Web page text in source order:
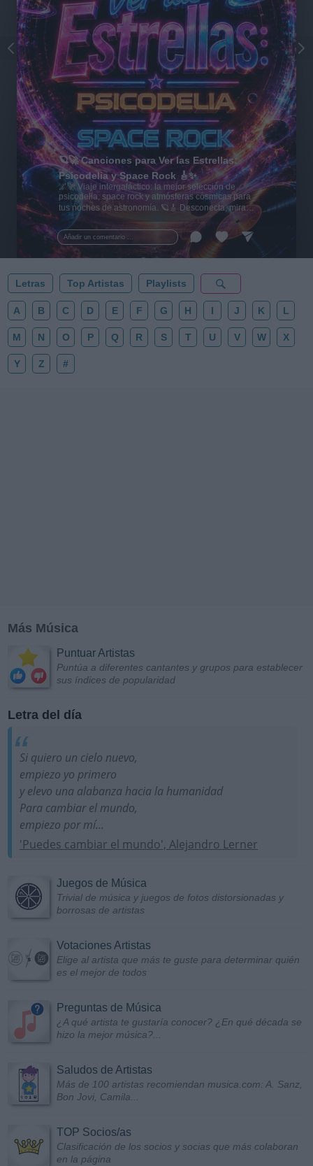
Añadir un comentario ...
🪐🚀 Canciones para Ver las Estrellas:
Psicodelia y Space Rock 🎸✨
🌌🚀 Viaje intergaláctico: la mejor selección de
psicodelia, space rock y atmósferas cósmicas para
tus noches de astronomía. 🪐🎸 Desconecta, mira
al firmamento y siente la gravedad cero. 💾 ¡Guarda
esta colección para tu próxima noche estrellada!
✨⭐
Letras Top Artistas Playlists
A B C D E F G H I J K L
M N O P Q R S T U V W X
Y Z #
Más Música
Puntuar Artistas
Puntúa a diferentes cantantes y grupos para establecer
sus índices de popularidad
Letra del día
Si quiero un cielo nuevo,
empiezo yo primero
y elevo una alabanza hacia la humanidad
Para cambiar el mundo,
empiezo por mí...
'Puedes cambiar el mundo', Alejandro Lerner
Juegos de Música
Trivial de música y juegos de fotos distorsionadas y
borrosas de artistas
Votaciones Artistas
Elige al artista que más te guste para determinar quién
es el mejor de todos
Preguntas de Música
¿A qué artista te gustaría conocer? ¿En qué década se
hizo la mejor música?...
Saludos de Artistas
Más de 100 artistas recomiendan musica.com: A. Sanz,
Bon Jovi, Camila...
TOP Socios/as
Clasificación de los socios y socias que más colaboran
en la página